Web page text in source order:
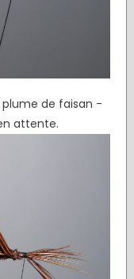
plume de faisan -
attente.